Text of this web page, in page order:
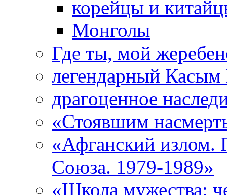
корейцы и
Монголы
Где ты, мой
легендарный Касым
драгоценное
«Стоявшим
«Афганский излом.
Союза. 1979-1989»
«Школа мужества: